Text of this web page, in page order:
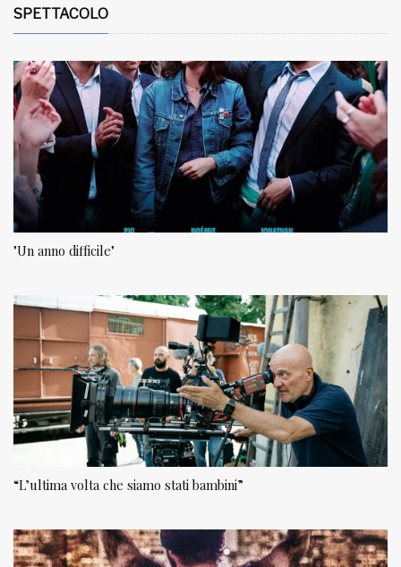
SPETTACOLO
"Un anno difficile"
“L’ultima volta che siamo stati bambini”